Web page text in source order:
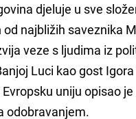
djeluje u sve
najbližih saveznika
veze s ljudima iz
Luci kao gost
uniju opisao
odobravanjem.